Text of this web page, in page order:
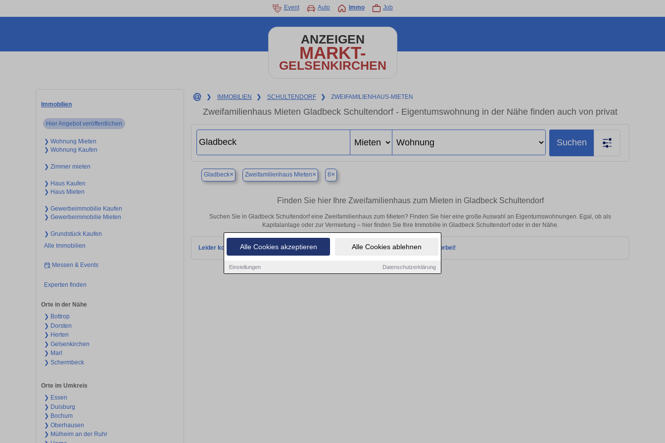
Alle Cookies akzeptieren Alle Cookies ablehnen
Einstellungen Datenschutzerklärung
Event Auto Immo Job
ANZEIGEN
MARKT-
GELSENKIRCHEN
Immobilien
Hier Angebot veröffentlichen
❯ Wohnung Mieten
❯ Wohnung Kaufen
❯ Zimmer mieten
❯ Haus Kaufen
❯ Haus Mieten
❯ Gewerbeimmobilie Kaufen
❯ Gewerbeimmobilie Mieten
❯ Grundstück Kaufen
Alle Immobilien
Messen & Events
Experten finden
Orte in der Nähe
❯ Bottrop
❯ Dorsten
❯ Herten
❯ Gelsenkirchen
❯ Marl
❯ Schermbeck
Orte im Umkreis
❯ Essen
❯ Duisburg
❯ Bochum
❯ Oberhausen
❯ Mülheim an der Ruhr
❯ IMMOBILIEN ❯ SCHULTENDORF ❯ ZWEIFAMILIENHAUS-MIETEN
Zweifamilienhaus Mieten Gladbeck Schultendorf - Eigentumswohnung in der Nähe finden auch von privat
Suchen
Gladbeck× Zweifamilienhaus Mieten× 8×
Finden Sie hier Ihre Zweifamilienhaus zum Mieten in Gladbeck Schultendorf
Suchen Sie in Gladbeck Schultendorf eine Zweifamilienhaus zum Mieten? Finden Sie hier eine große Auswahl an Eigentumswohnungen. Egal, ob als
Kapitalanlage oder zur Vermietung – hier finden Sie Ihre Immobilie in Gladbeck Schultendorf oder in der Nähe.
Leider konnten wir derzeit keine passenden Objekte finden. Schauen Sie bald wieder vorbei!